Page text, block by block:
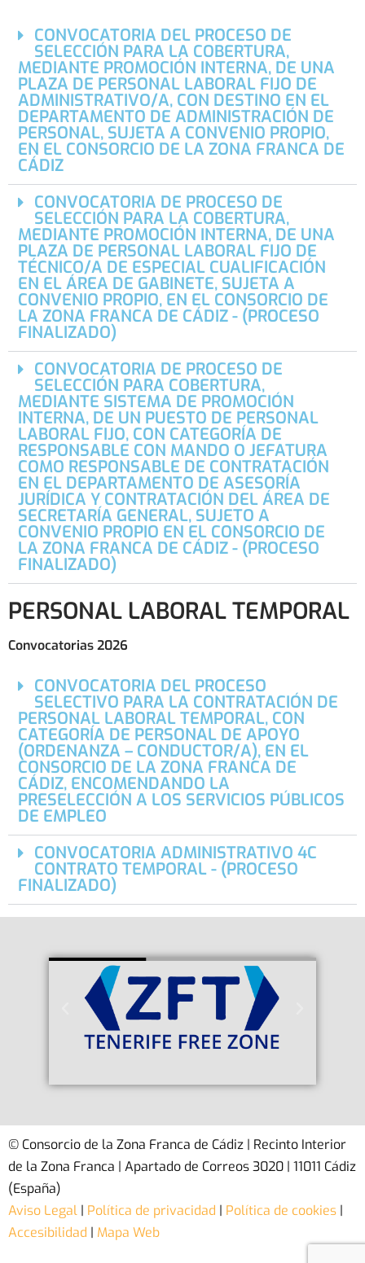
CONVOCATORIA DEL PROCESO DE
SELECCIÓN PARA LA COBERTURA,
MEDIANTE PROMOCIÓN INTERNA, DE UNA
PLAZA DE PERSONAL LABORAL FIJO DE
ADMINISTRATIVO/A, CON DESTINO EN EL
DEPARTAMENTO DE ADMINISTRACIÓN DE
PERSONAL, SUJETA A CONVENIO PROPIO,
EN EL CONSORCIO DE LA ZONA FRANCA DE
CÁDIZ
CONVOCATORIA DE PROCESO DE
SELECCIÓN PARA LA COBERTURA,
MEDIANTE PROMOCIÓN INTERNA, DE UNA
PLAZA DE PERSONAL LABORAL FIJO DE
TÉCNICO/A DE ESPECIAL CUALIFICACIÓN
EN EL ÁREA DE GABINETE, SUJETA A
CONVENIO PROPIO, EN EL CONSORCIO DE
LA ZONA FRANCA DE CÁDIZ - (PROCESO
FINALIZADO)
CONVOCATORIA DE PROCESO DE
SELECCIÓN PARA COBERTURA,
MEDIANTE SISTEMA DE PROMOCIÓN
INTERNA, DE UN PUESTO DE PERSONAL
LABORAL FIJO, CON CATEGORÍA DE
RESPONSABLE CON MANDO O JEFATURA
COMO RESPONSABLE DE CONTRATACIÓN
EN EL DEPARTAMENTO DE ASESORÍA
JURÍDICA Y CONTRATACIÓN DEL ÁREA DE
SECRETARÍA GENERAL, SUJETO A
CONVENIO PROPIO EN EL CONSORCIO DE
LA ZONA FRANCA DE CÁDIZ - (PROCESO
FINALIZADO)
PERSONAL LABORAL TEMPORAL
Convocatorias 2026
CONVOCATORIA DEL PROCESO
SELECTIVO PARA LA CONTRATACIÓN DE
PERSONAL LABORAL TEMPORAL, CON
CATEGORÍA DE PERSONAL DE APOYO
(ORDENANZA – CONDUCTOR/A), EN EL
CONSORCIO DE LA ZONA FRANCA DE
CÁDIZ, ENCOMENDANDO LA
PRESELECCIÓN A LOS SERVICIOS PÚBLICOS
DE EMPLEO
CONVOCATORIA ADMINISTRATIVO 4C
CONTRATO TEMPORAL - (PROCESO
FINALIZADO)
© Consorcio de la Zona Franca de Cádiz | Recinto Interior
de la Zona Franca | Apartado de Correos 3020 | 11011 Cádiz
(España)
Aviso Legal | Política de privacidad | Política de cookies |
Accesibilidad | Mapa Web